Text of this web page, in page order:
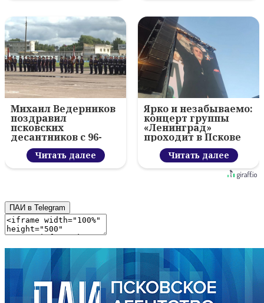
Михаил Ведерников
поздравил
псковских
десантников с 96-
летием ВДВ и
вручил награды
Читать далее
Ярко и незабываемо:
концерт группы
«Ленинград»
проходит в Пскове
Читать далее
ПАИ в Telegram